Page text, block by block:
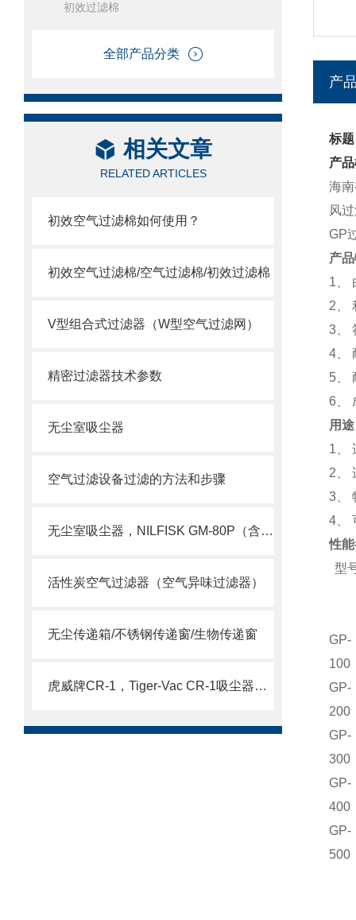
初效过滤棉
全部产品分类
相关文章
RELATED ARTICLES
初效空气过滤棉如何使用？
初效空气过滤棉/空气过滤棉/初效过滤棉
V型组合式过滤器（W型空气过滤网）
精密过滤器技术参数
无尘室吸尘器
空气过滤设备过滤的方法和步骤
无尘室吸尘器，NILFISK GM-80P（含HEPA）
活性炭空气过滤器（空气异味过滤器）
无尘传递箱/不锈钢传递窗/生物传递窗
虎威牌CR-1，Tiger-Vac CR-1吸尘器（含HEPA）
产
标
产
海
风
GP
产
1
2
3
4
5
6
用
1
2
3
4
性
型
GP-
100
GP-
200
GP-
300
GP-
400
GP-
500